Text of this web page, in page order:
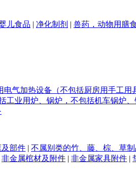
儿食品 | 净化制剂 | 兽药，动物用膳
电气加热设备（不包括厨房用手工用
工业用炉、锅炉，不包括机车锅炉、
部件 | 不属别类的竹、藤、棕、草制
非金属棺材及附件 | 非金属家具附件 |